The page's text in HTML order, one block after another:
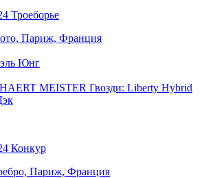
Троеборье
Париж, Франция
Юнг
MEISTER Гвозди: Liberty Hybrid
Конкур
Париж, Франция